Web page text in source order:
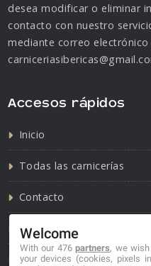
desea modificar o eliminar
contacto con nuestro
mediante correo
Accesos rápidos
Inicio
Todas las carnicerías
Contacto
Política de cookies
Política de privacidad
Welcome
With our 476partners, we
your devices (cookies, pixels